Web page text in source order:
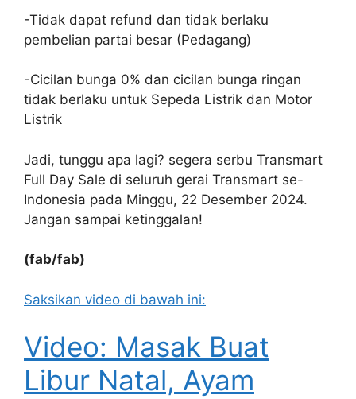
-Tidak dapat refund dan tidak berlaku
pembelian partai besar (Pedagang)
-Cicilan bunga 0% dan cicilan bunga ringan
tidak berlaku untuk Sepeda Listrik dan Motor
Listrik
Jadi, tunggu apa lagi? segera serbu Transmart
Full Day Sale di seluruh gerai Transmart se-
Indonesia pada Minggu, 22 Desember 2024.
Jangan sampai ketinggalan!
(fab/fab)
Saksikan video di bawah ini:
Video: Masak Buat
Libur Natal, Ayam